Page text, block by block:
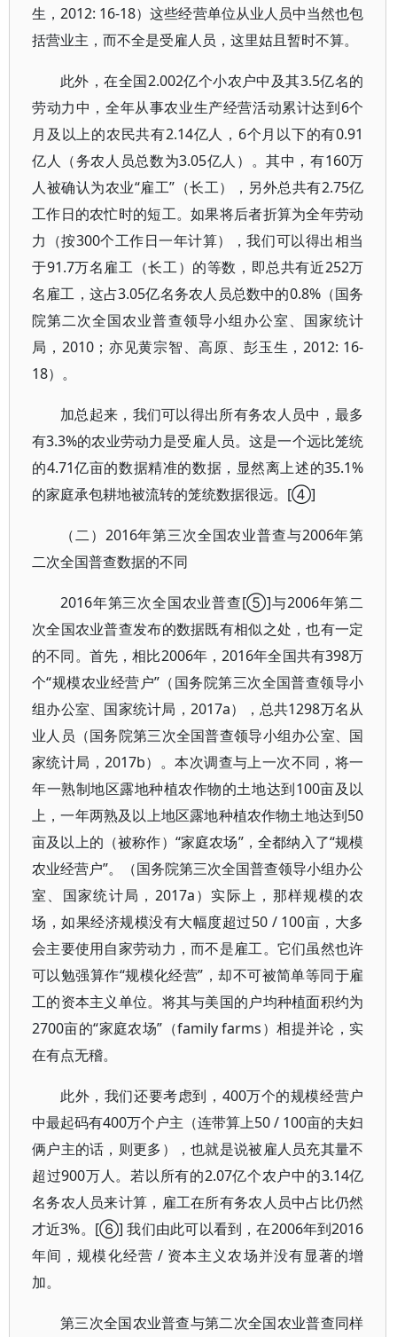
生，2012: 16-18）这些经营单位从业人员中当然也包
括营业主，而不全是受雇人员，这里姑且暂时不算。
此外，在全国2.002亿个小农户中及其3.5亿名的
劳动力中，全年从事农业生产经营活动累计达到6个
月及以上的农民共有2.14亿人，6个月以下的有0.91
亿人（务农人员总数为3.05亿人）。其中，有160万
人被确认为农业“雇工”（长工），另外总共有2.75亿
工作日的农忙时的短工。如果将后者折算为全年劳动
力（按300个工作日一年计算），我们可以得出相当
于91.7万名雇工（长工）的等数，即总共有近252万
名雇工，这占3.05亿名务农人员总数中的0.8%（国务
院第二次全国农业普查领导小组办公室、国家统计
局，2010；亦见黄宗智、高原、彭玉生，2012: 16-
18）。
加总起来，我们可以得出所有务农人员中，最多
有3.3%的农业劳动力是受雇人员。这是一个远比笼统
的4.71亿亩的数据精准的数据，显然离上述的35.1%
的家庭承包耕地被流转的笼统数据很远。[④]
（二）2016年第三次全国农业普查与2006年第
二次全国普查数据的不同
2016年第三次全国农业普查[⑤]与2006年第二
次全国农业普查发布的数据既有相似之处，也有一定
的不同。首先，相比2006年，2016年全国共有398万
个“规模农业经营户”（国务院第三次全国普查领导小
组办公室、国家统计局，2017a），总共1298万名从
业人员（国务院第三次全国普查领导小组办公室、国
家统计局，2017b）。本次调查与上一次不同，将一
年一熟制地区露地种植农作物的土地达到100亩及以
上，一年两熟及以上地区露地种植农作物土地达到50
亩及以上的（被称作）“家庭农场”，全都纳入了“规模
农业经营户”。（国务院第三次全国普查领导小组办公
室、国家统计局，2017a）实际上，那样规模的农
场，如果经济规模没有大幅度超过50 / 100亩，大多
会主要使用自家劳动力，而不是雇工。它们虽然也许
可以勉强算作“规模化经营”，却不可被简单等同于雇
工的资本主义单位。将其与美国的户均种植面积约为
2700亩的“家庭农场”（family farms）相提并论，实
在有点无稽。
此外，我们还要考虑到，400万个的规模经营户
中最起码有400万个户主（连带算上50 / 100亩的夫妇
俩户主的话，则更多），也就是说被雇人员充其量不
超过900万人。若以所有的2.07亿个农户中的3.14亿
名务农人员来计算，雇工在所有务农人员中占比仍然
才近3%。[⑥] 我们由此可以看到，在2006年到2016
年间，规模化经营 / 资本主义农场并没有显著的增
加。
第三次全国农业普查与第二次全国农业普查同样